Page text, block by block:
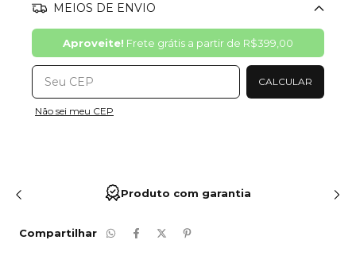
MEIOS DE ENVIO
Alterar CEP
Aproveite! Frete grátis a partir de R$399,00
CALCULAR
Não sei meu CEP
Produto com garantia
Compartilhar